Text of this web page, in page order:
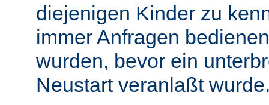
diejenigen Kinder zu
immer Anfragen
wurden, bevor ein
Neustart veranlaßt